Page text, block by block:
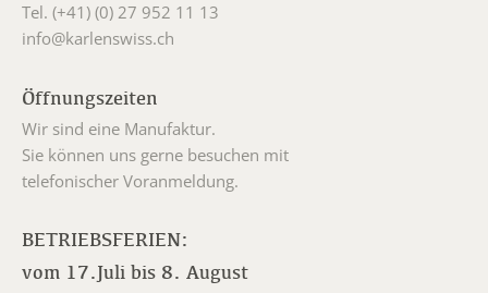
Tel. (+41) (0) 27 952 11 13
info@karlenswiss.ch
Öffnungszeiten
Wir sind eine Manufaktur.
Sie können uns gerne besuchen mit
telefonischer Voranmeldung.
BETRIEBSFERIEN:
vom 17.Juli bis 8. August